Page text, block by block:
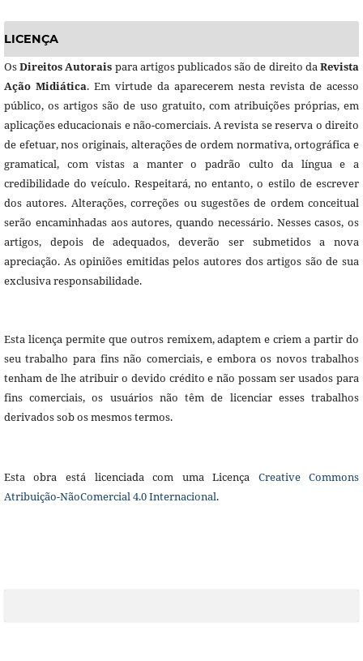
LICENÇA
OsDireitos Autorais para artigos publicados são de direito daRevista
Ação Midiática. Em virtude da aparecerem nesta revista de acesso
público, os artigos são de uso gratuito, com atribuições próprias, em
aplicações educacionais e não-comerciais. A revista se reserva o direito
de efetuar, nos originais, alterações de ordem normativa, ortográfica e
gramatical, com vistas a manter o padrão culto da língua e a
credibilidade do veículo. Respeitará, no entanto, o estilo de escrever
dos autores. Alterações, correções ou sugestões de ordem conceitual
serão encaminhadas aos autores, quando necessário. Nesses casos, os
artigos, depois de adequados, deverão ser submetidos a nova
apreciação. As opiniões emitidas pelos autores dos artigos são de sua
exclusiva responsabilidade.
Esta licença permite que outros remixem, adaptem e criem a partir do
seu trabalho para fins não comerciais, e embora os novos trabalhos
tenham de lhe atribuir o devido crédito e não possam ser usados para
fins comerciais, os usuários não têm de licenciar esses trabalhos
derivados sob os mesmos termos.
Esta obra está licenciada com uma Licença Creative Commons
Atribuição-NãoComercial 4.0 Internacional.